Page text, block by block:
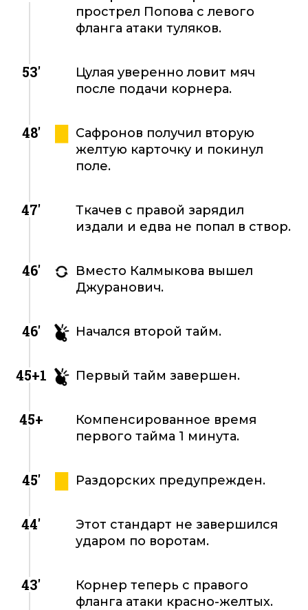
прострел Попова с левого
фланга атаки туляков.
53'
Цулая уверенно ловит мяч
после подачи корнера.
48'
Сафронов получил вторую
желтую карточку и покинул
поле.
47'
Ткачев с правой зарядил
издали и едва не попал в створ.
46'
Вместо Калмыкова вышел
Джуранович.
46' Начался второй тайм.
45+1 Первый тайм завершен.
45+
Компенсированное время
первого тайма 1 минута.
45' Раздорских предупрежден.
44'
Этот стандарт не завершился
ударом по воротам.
43'
Корнер теперь с правого
фланга атаки красно-желтых.